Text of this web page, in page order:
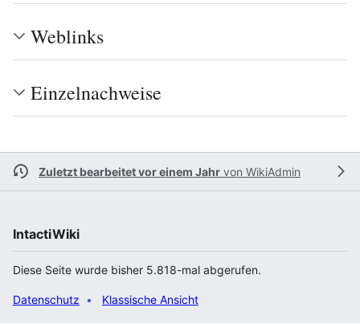
Weblinks
Einzelnachweise
Zuletzt bearbeitet vor einem Jahr von WikiAdmin
IntactiWiki
Diese Seite wurde bisher 5.818-mal abgerufen.
Datenschutz Klassische Ansicht